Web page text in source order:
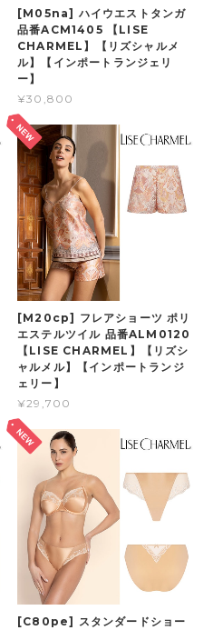
[M05na] ハイウエストタンガ
品番ACM1405 【LISE
CHARMEL】【リズシャルメ
ル】【インポートランジェリ
ー】
¥30,800
[M20cp] フレアショーツ ポリ
エステルツイル 品番ALM0120
【LISE CHARMEL】【リズシ
ャルメル】【インポートランジ
ェリー】
¥29,700
[C80pe] スタンダードショー